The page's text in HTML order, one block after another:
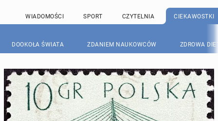
WIADOMOŚCI SPORT CZYTELNIA CIEKAWOSTKI
DOOKOŁA ŚWIATA ZDANIEM NAUKOWCÓW ZDROWA